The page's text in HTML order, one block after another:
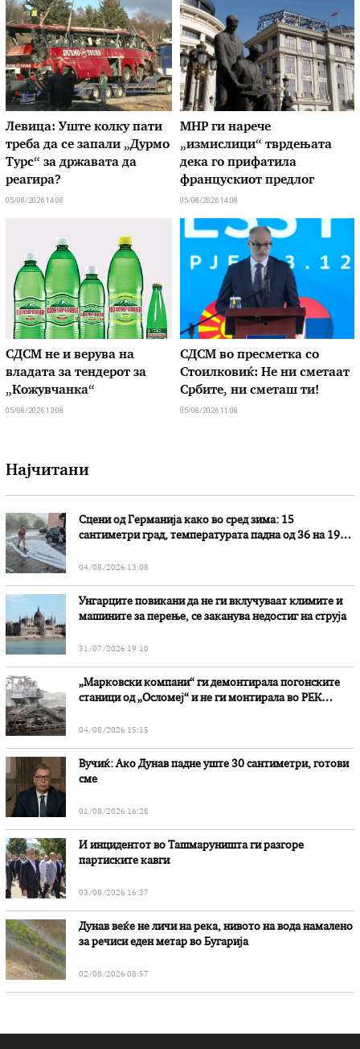
Левица: Уште колку пати
треба да се запали „Дурмо
Турс“ за државата да
реагира?
05/08/2026 14:08
МНР ги нарече
„измислици“ тврдењата
дека го прифатила
францускиот предлог
05/08/2026 14:08
СДСМ не и верува на
владата за тендерот за
„Кожувчанка“
05/08/2026 13:08
СДСМ во пресметка со
Стоилковиќ: Не ни сметаат
Србите, ни сметаш ти!
05/08/2026 11:08
Најчитани
Сцени од Германија како во сред зима: 15
сантиметри град, температурата падна од 36 на 19
04/08/2026 13:08
Унгарците повикани да не ги вклучуваат климите и
машините за перење, се заканува недостиг на струја
31/07/2026 19:10
„Марковски компани“ ги демонтирала погонските
станици од „Осломеј“ и не ги монтирала во РЕК
04/08/2026 15:15
Вучиќ: Ако Дунав падне уште 30 сантиметри, готови
сме
01/08/2026 16:28
И инцидентот во Ташмаруништa ги разгоре
партиските кавги
03/08/2026 16:37
Дунав веќе не личи на река, нивото на вода намалено
за речиси еден метар во Бугарија
02/08/2026 08:57